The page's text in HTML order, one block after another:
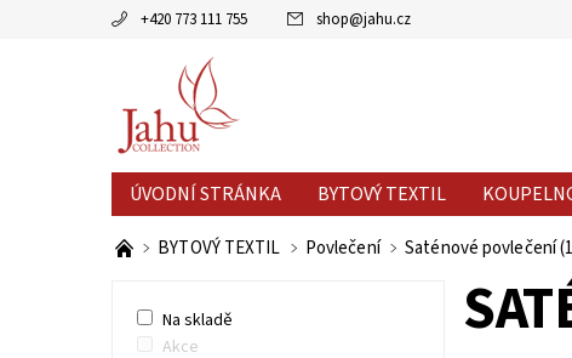
+420 773 111 755 shop@jahu.cz
ÚVODNÍ STRÁNKA BYTOVÝ TEXTIL
AKCE MĚSÍCE
VÝPRODEJ %
BYTOVÝ TEXTIL Povlečení Saténové povlečení
Na skladě
Akce